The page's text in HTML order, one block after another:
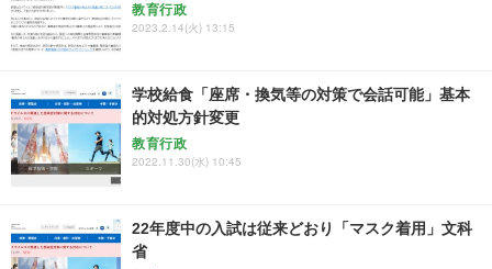
教育行政
2023.2.14(火) 13:15
学校給食「座席・換気等の対策で会話可能」基本
的対処方針変更
教育行政
2022.11.30(水) 10:45
22年度中の入試は従来どおり「マスク着用」文科
省